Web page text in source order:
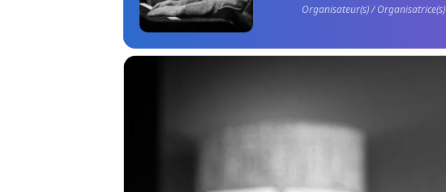
Organisateur(s) / Organisatrice(s)